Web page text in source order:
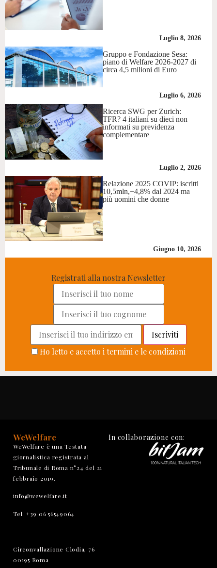
Luglio 8, 2026
Gruppo e Fondazione Sesa:
piano di Welfare 2026-2027 di
circa 4,5 milioni di Euro
Luglio 6, 2026
Ricerca SWG per Zurich:
TFR? 4 italiani su dieci non
informati su previdenza
complementare
Luglio 2, 2026
Relazione 2025 COVIP: iscritti
10,5mln,+4,8% dal 2024 ma
più uomini che donne
Giugno 10, 2026
Registrati alla nostra Newsletter
Ho letto e accetto i termini e le condizioni
WeWelfare
WeWelfare è una Testata
giornalistica registrata al
Tribunale di Roma n°24 del 21
febbraio 2019.
info@wewelfare.it
Tel. +39 06 56549064
Circonvallazione Clodia, 76
00195 Roma
In collaborazione con: